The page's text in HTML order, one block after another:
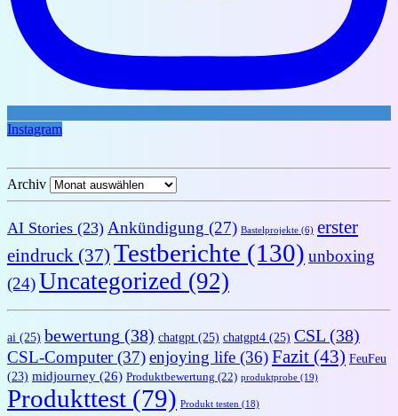
Instagram
Archiv
AI Stories (23) Ankündigung (27) Bastelprojekte (6) erster
eindruck (37) Testberichte (130) unboxing
(24)Uncategorized (92)
ai (25) bewertung (38) chatgpt (25) chatgpt4 (25) CSL (38)
CSL-Computer(37)enjoying life (36)Fazit (43) FeuFeu
(23) midjourney (26) Produktbewertung (22) produktprobe (19)
Produkttest (79) Produkt testen (18)